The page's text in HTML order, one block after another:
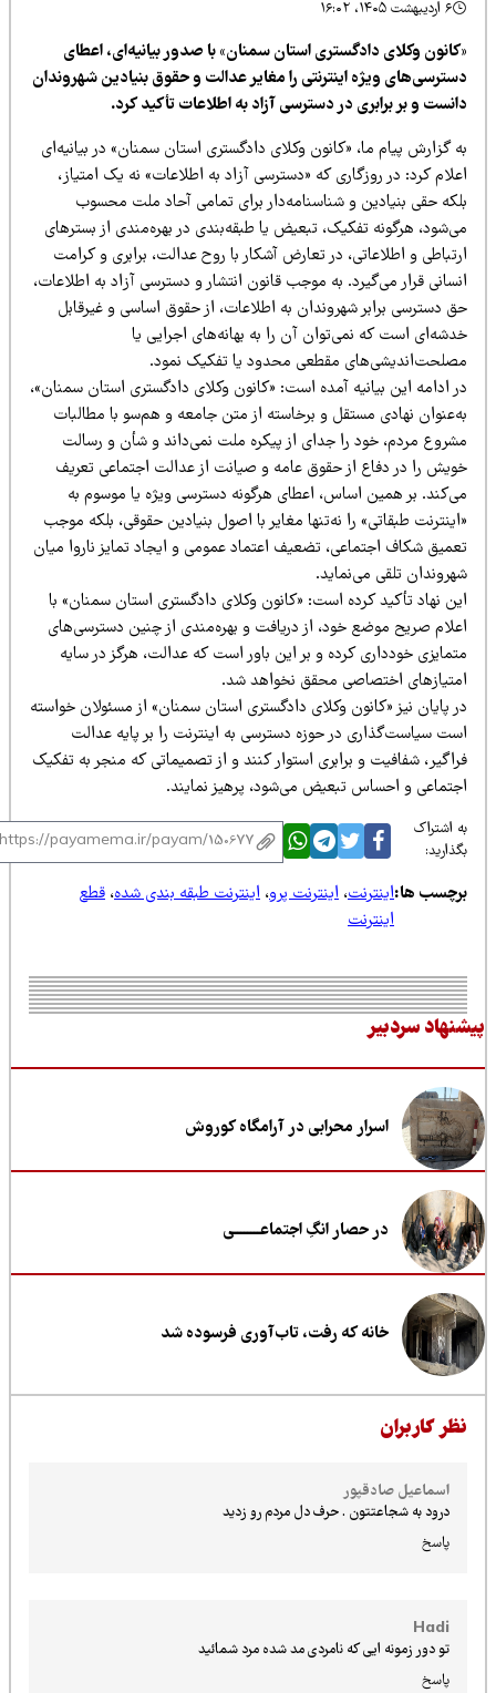
وکلای دادگستری استان سمنان» با صدور بیانیه‌ای، اعطای
ویژه اینترنتی را مغایر عدالت و حقوق بنیادین شهروندان
و بر برابری در دسترسی آزاد به اطلاعات تأکید کرد.
گزارش پیام ما، «کانون وکلای دادگستری استان سمنان» در بیانیه‌ای
کرد: در روزگاری که «دسترسی آزاد به اطلاعات» نه یک امتیاز،
حقی بنیادین و شناسنامه‌دار برای تمامی آحاد ملت محسوب
هرگونه تفکیک، تبعیض یا طبقه‌بندی در بهره‌مندی از بسترهای
و اطلاعاتی، در تعارض آشکار با روح عدالت، برابری و کرامت
قرار می‌گیرد. به موجب قانون انتشار و دسترسی آزاد به اطلاعات،
دسترسی برابر شهروندان به اطلاعات، از حقوق اساسی و غیرقابل
است که نمی‌توان آن را به بهانه‌های اجرایی یا
مقطعی محدود یا تفکیک نمود.
ادامه این بیانیه آمده است: «کانون وکلای دادگستری استان سمنان»،
نهادی مستقل و برخاسته از متن جامعه و هم‌سو با مطالبات
مردم، خود را جدای از پیکره ملت نمی‌داند و شأن و رسالت
را در دفاع از حقوق عامه و صیانت از عدالت اجتماعی تعریف
بر همین اساس، اعطای هرگونه دسترسی ویژه یا موسوم به
طبقاتی» را نه‌تنها مغایر با اصول بنیادین حقوقی، بلکه موجب
شکاف اجتماعی، تضعیف اعتماد عمومی و ایجاد تمایز ناروا میان
تلقی می‌نماید.
نهاد تأکید کرده است: «کانون وکلای دادگستری استان سمنان» با
صریح موضع خود، از دریافت و بهره‌مندی از چنین دسترسی‌های
خودداری کرده و بر این باور است که عدالت، هرگز در سایه
اختصاصی محقق نخواهد شد.
پایان نیز «کانون وکلای دادگستری استان سمنان» از مسئولان خواسته
سیاست‌گذاری در حوزه دسترسی به اینترنت را بر پایه عدالت
شفافیت و برابری استوار کنند و از تصمیماتی که منجر به تفکیک
و احساس تبعیض می‌شود، پرهیز نمایند.
اشتراک
ها:اینترنت،اینترنت پرو،اینترنت طبقه بندی شده،قطع
اینترنت
سردبیر
اسرار محرابی در آرامگاه کوروش
در حصار انگِ اجتماعــــــــی
خانه که رفت، تاب‌آوری فرسوده شد
کاربران
اسماعیل صادقپور
درود به شجاعتتون . حرف دل مردم رو زدید
تو دور زمونه ایی که نامردی مد شده مرد شمائید